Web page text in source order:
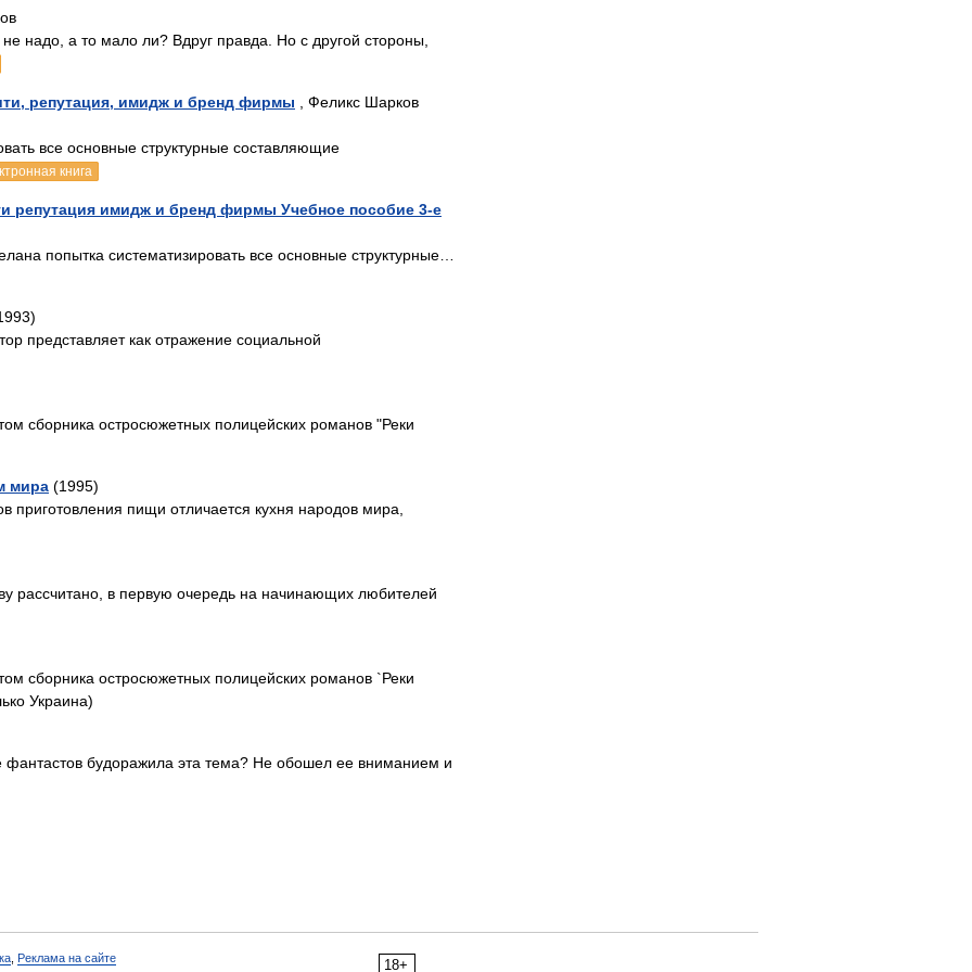
надо, а то мало ли? Вдруг правда. Но с другой стороны,
репутация, имидж и бренд фирмы , Феликс Шарков
все основные структурные составляющие
книга
репутация имидж и бренд фирмы Учебное пособие 3-е
попытка систематизировать все основные структурные…
представляет как отражение социальной
сборника остросюжетных полицейских романов "Реки
мира (1995)
пищи отличается кухня народов мира,
рассчитано, в первую очередь на начинающих любителей
сборника остросюжетных полицейских романов `Реки
Украина)
будоражила эта тема? Не обошел ее вниманием и
18+
Реклама на сайте